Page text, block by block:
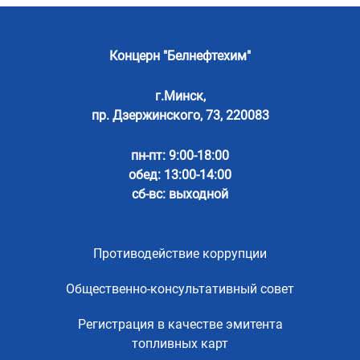
Концерн "Белнефтехим"
г.Минск,
пр. Дзержинского, 73, 220083
пн-пт: 9:00-18:00
обед: 13:00-14:00
сб-вс: выходной
Противодействие коррупции
Общественно-консультативный совет
Регистрация в качестве эмитента
топливных карт